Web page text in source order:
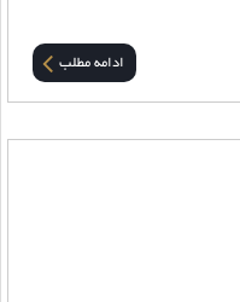
ادامه مطلب